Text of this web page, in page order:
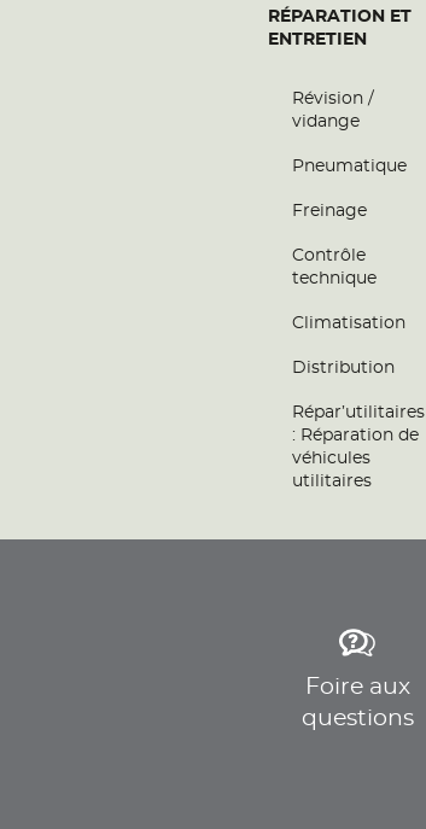
RÉPARATION ET
ENTRETIEN
Révision /
vidange
Pneumatique
Freinage
Contrôle
technique
Climatisation
Distribution
Répar’utilitaires
: Réparation de
véhicules
utilitaires
Foire aux
questions